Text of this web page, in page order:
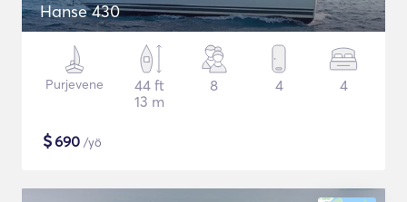
Hanse 430
Purjevene
44 ft
13 m
8 4 4
$690 /yö